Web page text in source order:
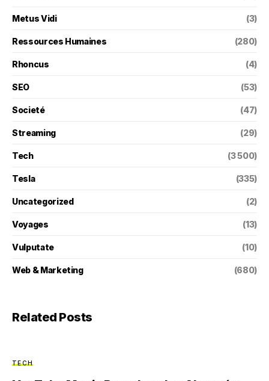
Metus Vidi (3)
Ressources Humaines (280)
Rhoncus (4)
SEO (53)
Societé (47)
Streaming (29)
Tech (3 500)
Tesla (335)
Uncategorized (2)
Voyages (13)
Vulputate (10)
Web & Marketing (680)
Related Posts
TECH